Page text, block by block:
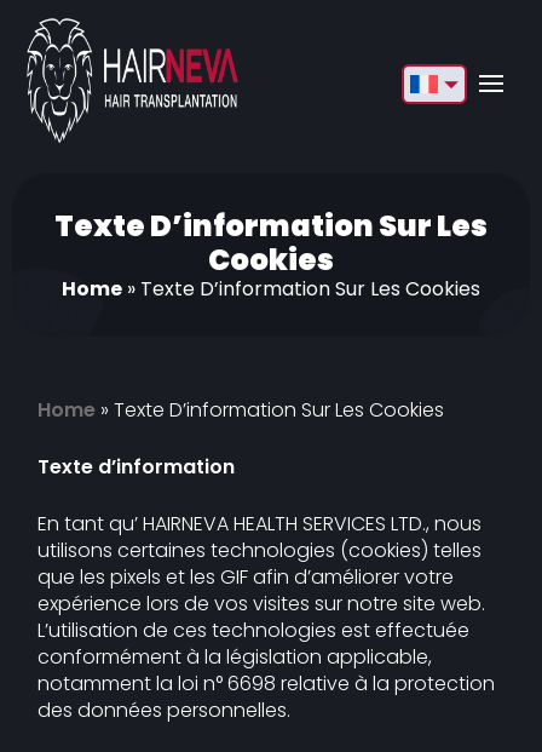
Deutsch
Español
العربية
Texte D’information Sur Les
Cookies
Home » Texte D’information Sur Les Cookies
Home »Texte D’information Sur Les Cookies
Texte d’information
En tant qu’ HAIRNEVA HEALTH SERVICES LTD., nous
utilisons certaines technologies (cookies) telles
que les pixels et les GIF afin d’améliorer votre
expérience lors de vos visites sur notre site web.
L’utilisation de ces technologies est effectuée
conformément à la législation applicable,
notamment la loi n° 6698 relative à la protection
des données personnelles.